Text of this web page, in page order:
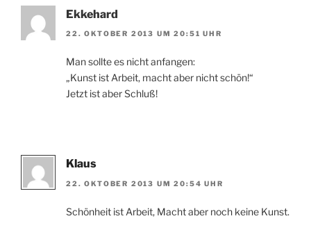
Ekkehard
22. OKTOBER 2013 UM 20:51 UHR
Man sollte es nicht anfangen:
„Kunst ist Arbeit, macht aber nicht schön!“
Jetzt ist aber Schluß!
Klaus
22. OKTOBER 2013 UM 20:54 UHR
Schönheit ist Arbeit, Macht aber noch keine Kunst.